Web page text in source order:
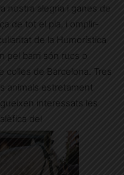
nostra alegria i ganes de
de tot el pla, i omplir-
de la Humorística
pel barri són rucs o
colles de Barcelona. Tres
animals estretament
interessats les
del